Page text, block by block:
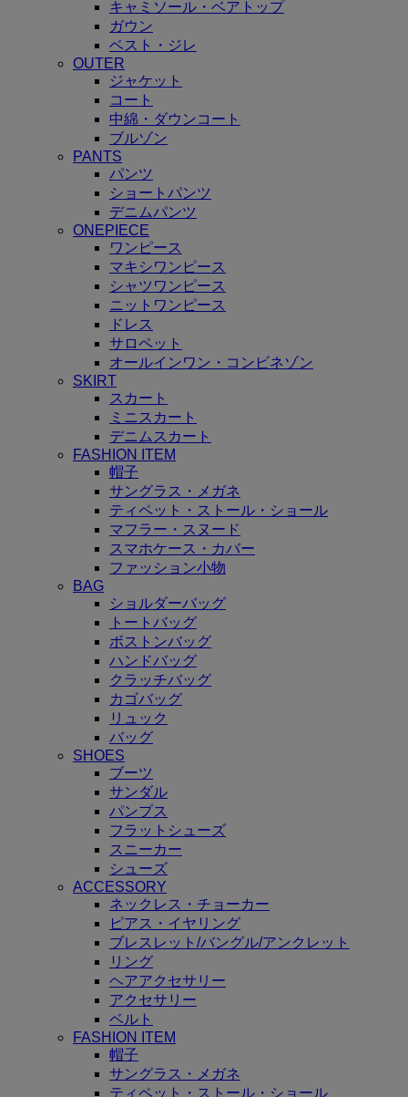
キャミソール・ベアトップ
ガウン
ベスト・ジレ
OUTER
ジャケット
コート
中綿・ダウンコート
ブルゾン
PANTS
パンツ
ショートパンツ
デニムパンツ
ONEPIECE
ワンピース
マキシワンピース
シャツワンピース
ニットワンピース
ドレス
サロペット
オールインワン・コンビネゾン
SKIRT
スカート
ミニスカート
デニムスカート
FASHION ITEM
帽子
サングラス・メガネ
ティペット・ストール・ショール
マフラー・スヌード
スマホケース・カバー
ファッション小物
BAG
ショルダーバッグ
トートバッグ
ボストンバッグ
ハンドバッグ
クラッチバッグ
カゴバッグ
リュック
バッグ
SHOES
ブーツ
サンダル
パンプス
フラットシューズ
スニーカー
シューズ
ACCESSORY
ネックレス・チョーカー
ピアス・イヤリング
ブレスレット/バングル/アンクレット
リング
ヘアアクセサリー
アクセサリー
ベルト
FASHION ITEM
帽子
サングラス・メガネ
ティペット・ストール・ショール